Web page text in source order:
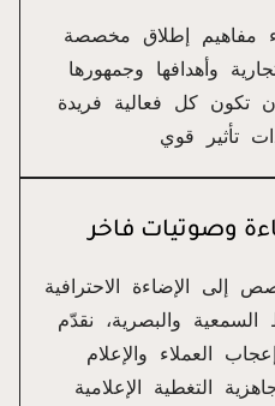
مفاهيم إطلاق مخصصة
وأهدافها وجمهورها
تكون كل فعالية فريدة
تأثير قوي
وصوتيات فاخر
إلى الإضاءة الاحترافية
والبصرية، نقدّم
العملاء والإعلام
التغطية الإعلامية